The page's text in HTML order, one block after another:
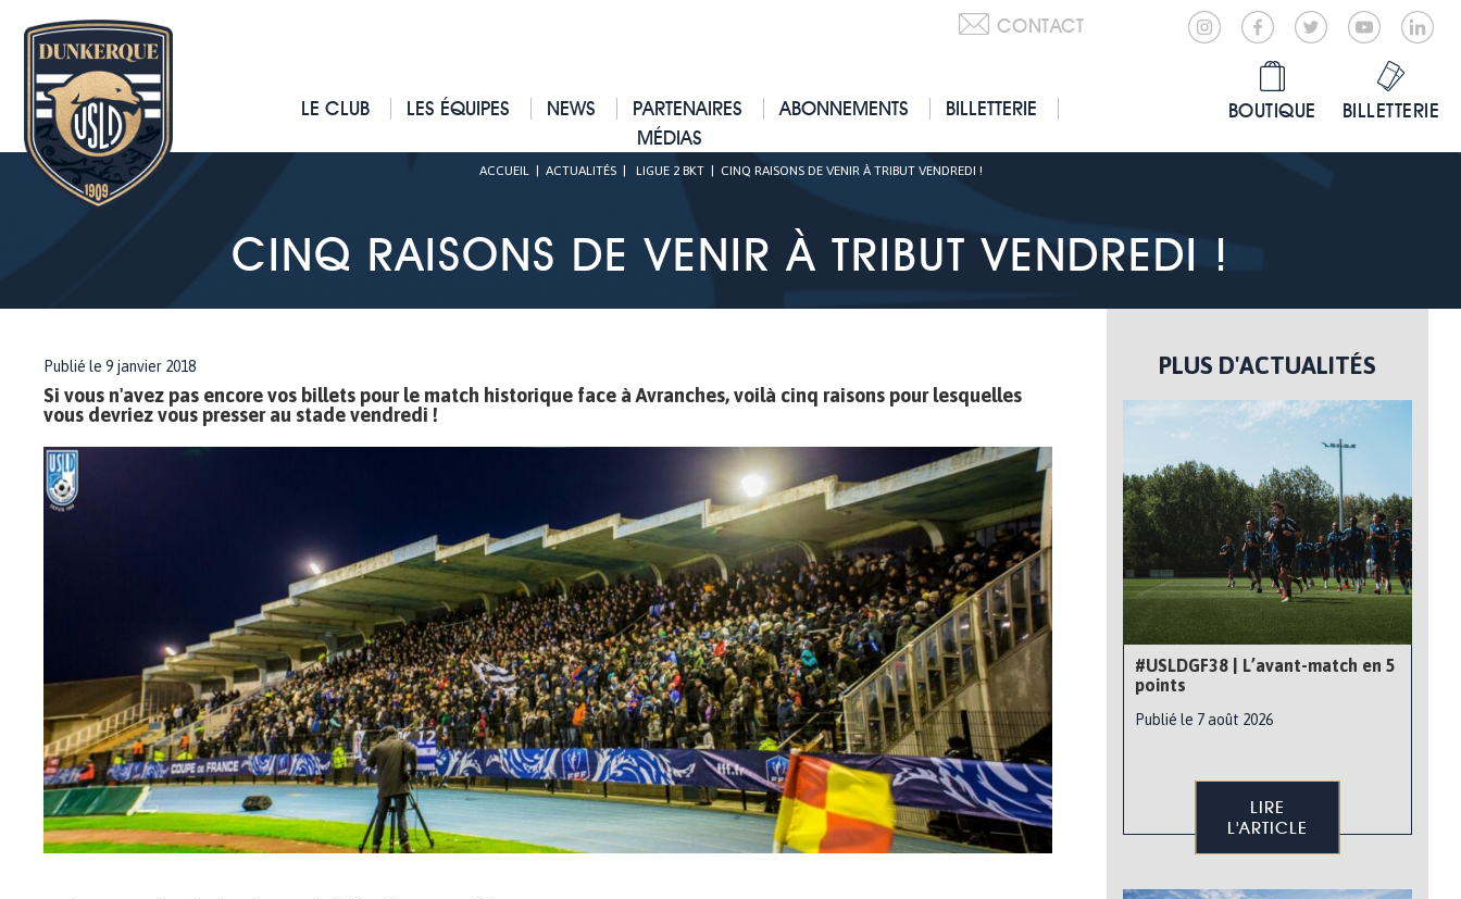
CONTACT
LE CLUB LES ÉQUIPES NEWS PARTENAIRES ABONNEMENTS
BILLETTERIE
MÉDIAS
BOUTIQUE BILLETTERIE
ACCUEIL| ACTUALITÉS| LIGUE 2 BKT| CINQ RAISONS DE VENIR À TRIBUT VENDREDI !
CINQ RAISONS DE VENIR À TRIBUT VENDREDI !
Publié le 9 janvier 2018
Si vous n'avez pas encore vos billets pour le match historique face à Avranches, voilà cinq raisons pour lesquelles
vous devriez vous presser au stade vendredi !
PLUS D'ACTUALITÉS
#USLDGF38 | L’avant-match en 5
points
Publié le 7 août 2026
LIRE
L'ARTICLE